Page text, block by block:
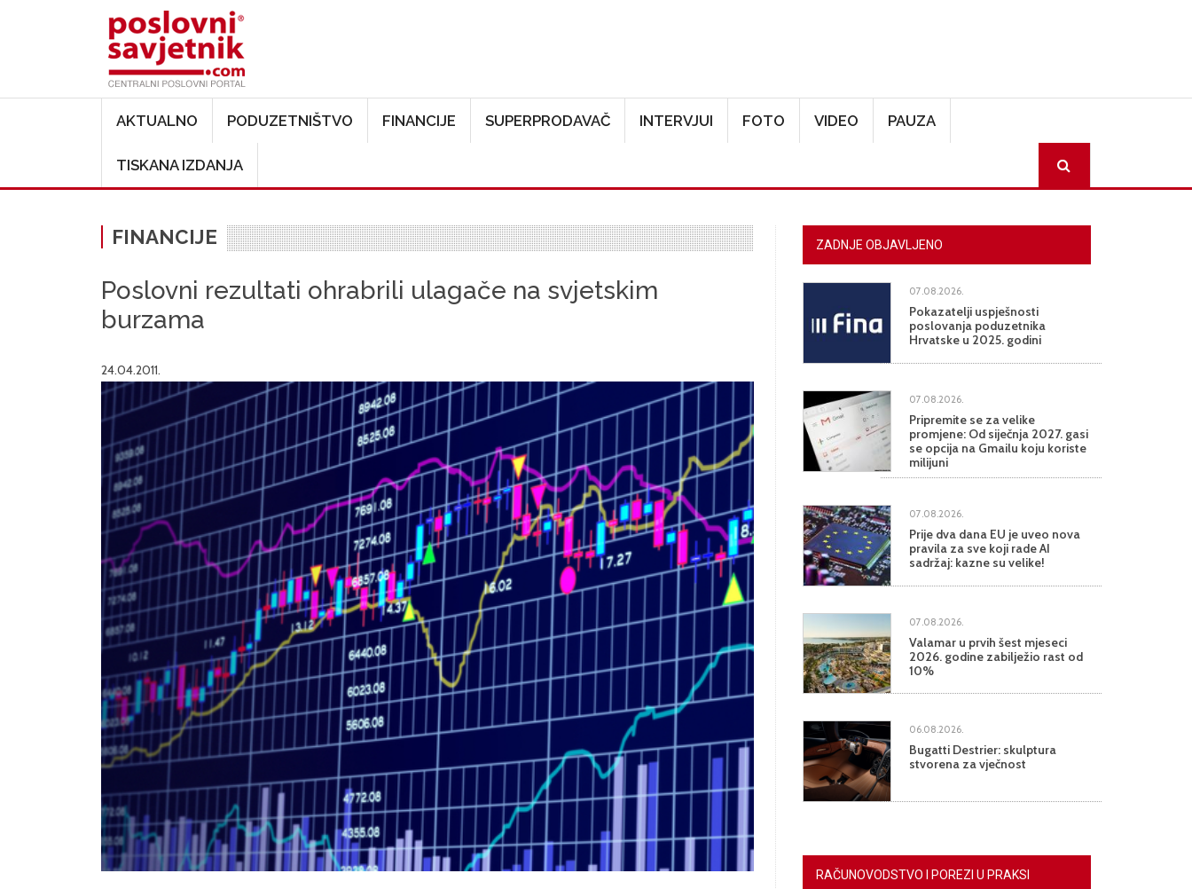
AKTUALNO PODUZETNIŠTVO FINANCIJE SUPERPRODAVAČ INTERVJUI FOTO VIDEO PAUZA
TISKANA IZDANJA
FINANCIJE
Poslovni rezultati ohrabrili ulagače na svjetskim
burzama
24.04.2011.
ZADNJE OBJAVLJENO
07.08.2026.
Pokazatelji uspješnosti
poslovanja poduzetnika
Hrvatske u 2025. godini
07.08.2026.
Pripremite se za velike
promjene: Od siječnja 2027. gasi
se opcija na Gmailu koju koriste
milijuni
07.08.2026.
Prije dva dana EU je uveo nova
pravila za sve koji rade AI
sadržaj: kazne su velike!
07.08.2026.
Valamar u prvih šest mjeseci
2026. godine zabilježio rast od
10%
06.08.2026.
Bugatti Destrier: skulptura
stvorena za vječnost
RAČUNOVODSTVO I POREZI U PRAKSI